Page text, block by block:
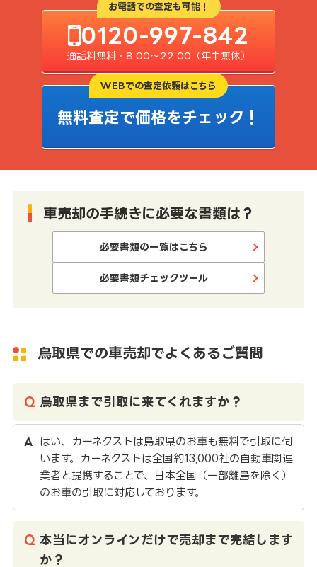
お電話での査定も可能！
0120-997-842
通話料無料・8:00〜22:00（年中無休）
WEBでの査定依頼はこちら
無料査定で価格をチェック！
車売却の手続きに必要な書類は？
必要書類の一覧はこちら
必要書類チェックツール
鳥取県での車売却でよくあるご質問
鳥取県まで引取に来てくれますか？
はい、カーネクストは鳥取県のお車も無料で引取に伺
います。カーネクストは全国約13,000社の自動車関連
業者と提携することで、日本全国（一部離島を除く）
のお車の引取に対応しております。
本当にオンラインだけで売却まで完結します
か？